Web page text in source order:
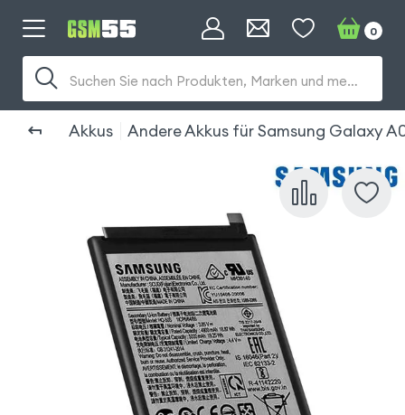
Suchen Sie nach Produkten, Marken und mehr...
0
Akkus Andere Akkus für Samsung Galaxy